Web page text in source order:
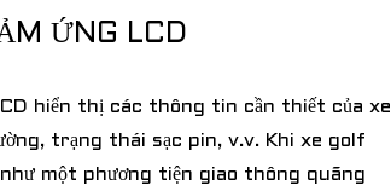
ỨNG LCD
hiển thị các thông tin cần thiết của xe
trạng thái sạc pin, v.v. Khi xe golf
một phương tiện giao thông quãng